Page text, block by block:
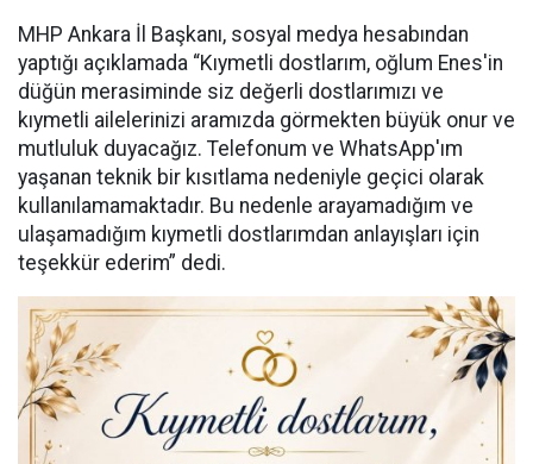
MHP Ankara İl Başkanı, sosyal medya hesabından
yaptığı açıklamada “Kıymetli dostlarım, oğlum Enes'in
düğün merasiminde siz değerli dostlarımızı ve
kıymetli ailelerinizi aramızda görmekten büyük onur ve
mutluluk duyacağız. Telefonum ve WhatsApp'ım
yaşanan teknik bir kısıtlama nedeniyle geçici olarak
kullanılamamaktadır. Bu nedenle arayamadığım ve
ulaşamadığım kıymetli dostlarımdan anlayışları için
teşekkür ederim” dedi.